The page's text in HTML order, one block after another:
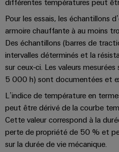
l'eau
et
des
eaux
usées
Solutions
pour
de
l'eau
et
eaux
usées
Workplace
et
accessoires
Outils
automatiques
Logiciels
Repérages
différentes températures peut
Pour les essais, les échantillons
armoire chauffante à au moins
Des échantillons (barres de
intervalles déterminés et la
sur ceux-ci. Les valeurs
5 000 h) sont documentées et
L’indice de température en
peut être dérivé de la courbe
Cette valeur correspond à la
perte de propriété de 50 % et
sur la durée de vie mécanique.